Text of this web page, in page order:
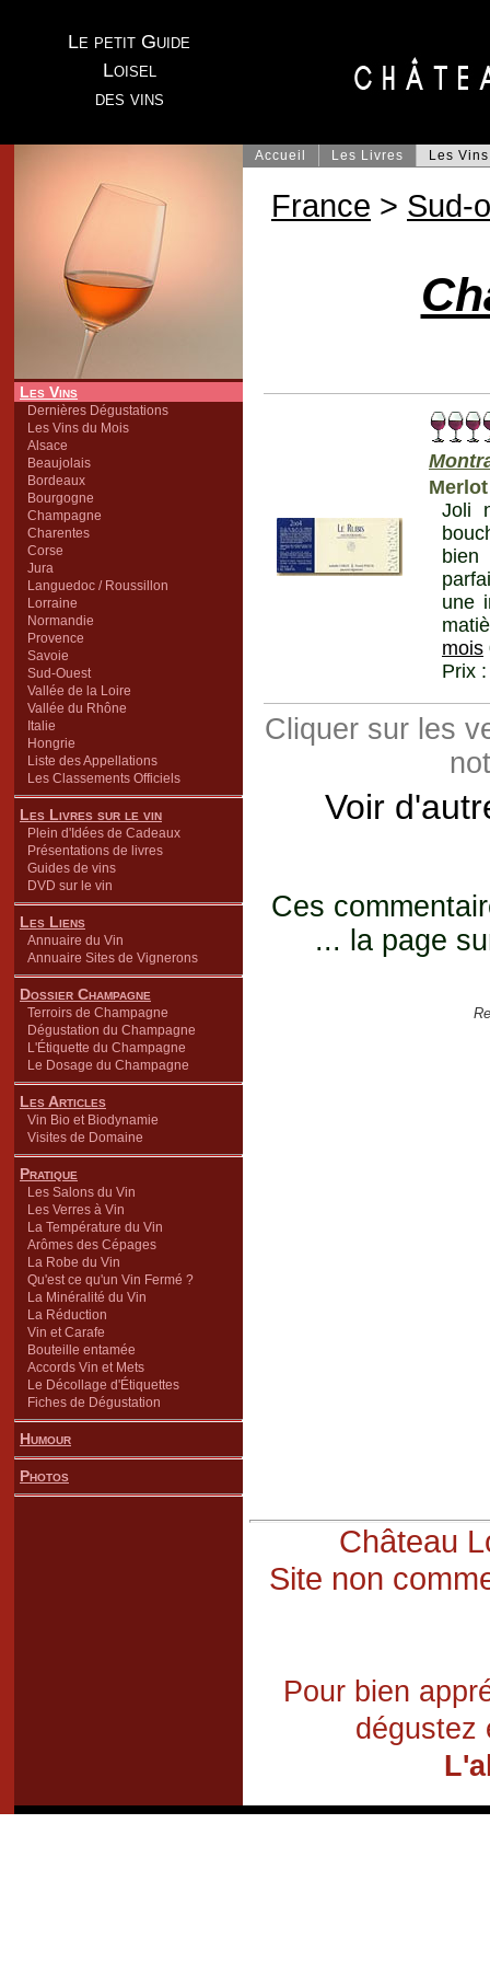
Le petit Guide
Loisel
des vins
Les Vins
Dernières Dégustations
Les Vins du Mois
Alsace
Beaujolais
Bordeaux
Bourgogne
Champagne
Charentes
Corse
Jura
Languedoc / Roussillon
Lorraine
Normandie
Provence
Savoie
Sud-Ouest
Vallée de la Loire
Vallée du Rhône
Italie
Hongrie
Liste des Appellations
Les Classements Officiels
Les Livres sur le vin
Plein d'Idées de Cadeaux
Présentations de livres
Guides de vins
DVD sur le vin
Les Liens
Annuaire du Vin
Annuaire Sites de Vignerons
Dossier Champagne
Terroirs de Champagne
Dégustation du Champagne
L'Étiquette du Champagne
Le Dosage du Champagne
Les Articles
Vin Bio et Biodynamie
Visites de Domaine
Pratique
Les Salons du Vin
Les Verres à Vin
La Température du Vin
Arômes des Cépages
La Robe du Vin
Qu'est ce qu'un Vin Fermé ?
La Minéralité du Vin
La Réduction
Vin et Carafe
Bouteille entamée
Accords Vin et Mets
Le Décollage d'Étiquettes
Fiches de Dégustation
Humour
Photos
Accueil Les Livres Les Vins
France > Sud-
Joli
une
mois
Prix
Cliquer sur les
Voir
Ces
... la page
Château
Site non
Pour bien
dégustez